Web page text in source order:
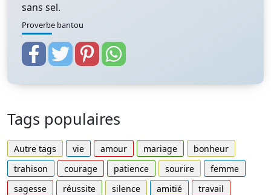
sans sel.
Proverbe bantou
Tags populaires
Autre tags vie amour mariage
bonheur
trahison
courage patience sourire
femme
sagesse
réussite silence amitié
travail